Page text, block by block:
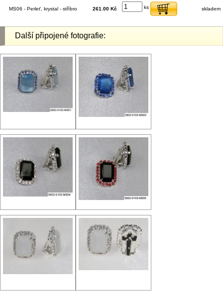
MS06 - Perleť, krystal - stříbro 261.00 Kč ks skladem
Další připojené fotografie: